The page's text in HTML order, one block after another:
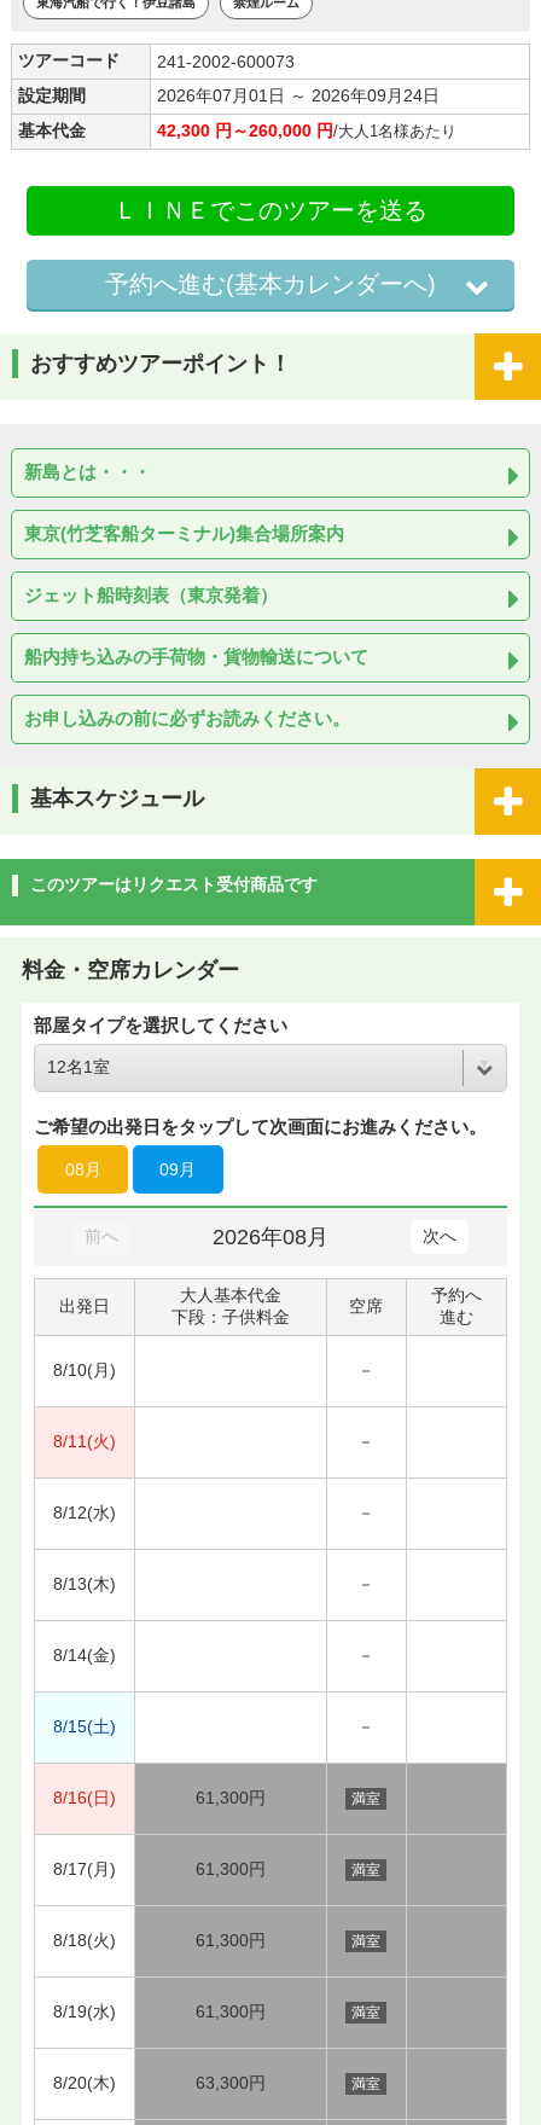
ツアーコード
241-2002-600073
設定期間
2026年07月01日 ～ 2026年09月24日
基本代金
42,300 円～260,000 円/大人1名様あたり
ＬＩＮＥでこのツアーを送る
予約へ進む(基本カレンダーへ)
おすすめツアーポイント！
新島とは・・・
東京(竹芝客船ターミナル)集合場所案内
ジェット船時刻表（東京発着）
船内持ち込みの手荷物・貨物輸送について
お申し込みの前に必ずお読みください。
基本スケジュール
このツアーはリクエスト受付商品です
料金・空席カレンダー
部屋タイプを選択してください
ご希望の出発日をタップして次画面にお進みください。
08月 09月
前へ 2026年08月 次へ
出発日
大人基本代金
下段：子供料金
空席
予約へ
進む
8/10(月) －
8/11(火) －
8/12(水) －
8/13(木) －
8/14(金) －
8/15(土) －
8/16(日) 61,300円 満室
8/17(月) 61,300円 満室
8/18(火) 61,300円 満室
8/19(水) 61,300円 満室
8/20(木) 63,300円 満室